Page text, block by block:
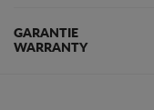
GARANTIE
WARRANTY